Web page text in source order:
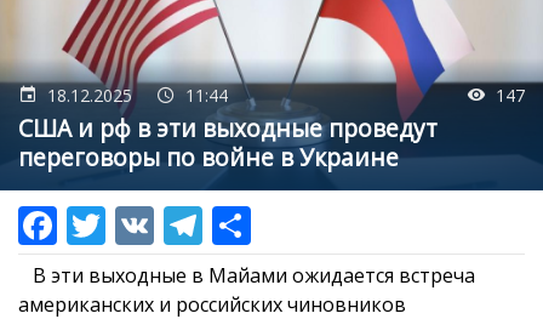
18.12.2025 11:44 147
США и рф в эти выходные проведут
переговоры по войне в Украине
В эти выходные в Майами ожидается встреча
американских и российских чиновников